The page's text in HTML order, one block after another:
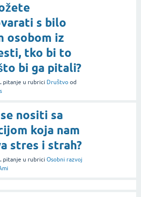
s bilo
osobom iz
tko bi to
bi ga pitali?
pitanje u rubrici Društvo od
nositi sa
koja nam
stres i strah?
pitanje u rubrici Osobni razvoj